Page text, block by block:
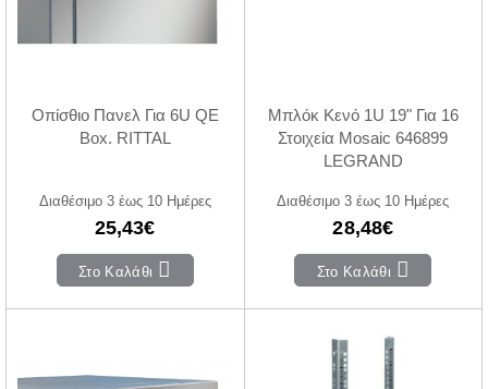
Οπίσθιο Πανελ Για 6U QE
Box. RITTAL
Διαθέσιμο 3 έως 10 Ημέρες
25,43€
Στο Καλάθι
Μπλόκ Κενό 1U 19" Για 16
Στοιχεία Mosaic 646899
LEGRAND
Διαθέσιμο 3 έως 10 Ημέρες
28,48€
Στο Καλάθι